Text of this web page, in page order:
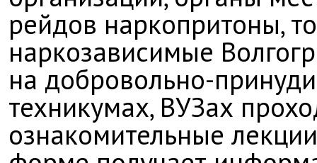
рейдов наркопритоны,
наркозависимые
на добровольно-
техникумах, ВУЗах
ознакомительные